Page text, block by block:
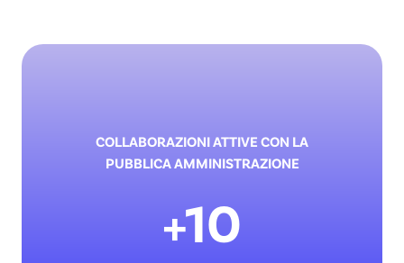
COLLABORAZIONI ATTIVE CON LA
PUBBLICA AMMINISTRAZIONE
+10